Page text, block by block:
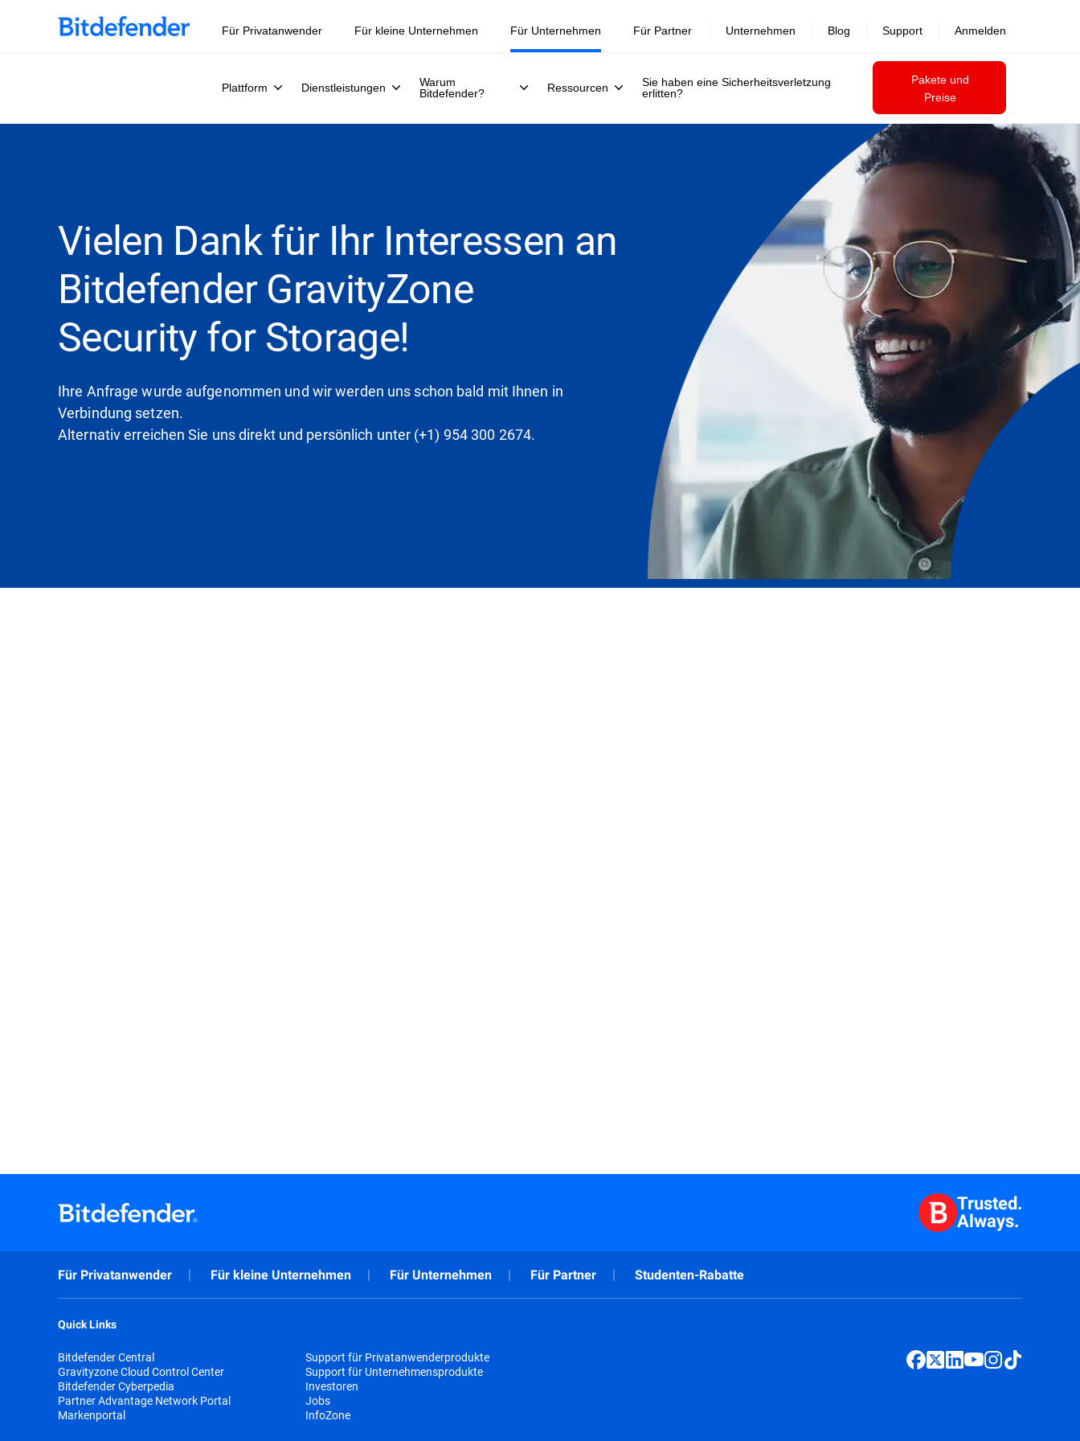
Für Privatanwender Für kleine Unternehmen Für Unternehmen
Plattform Dienstleistungen
Warum
Bitdefender?
Ressourcen
Sie haben eine Sicherheitsverletzung
erlitten?
Pakete und
Preise
Für Partner Unternehmen Blog Support Anmelden
Vielen Dank für Ihr Interessen an
Bitdefender GravityZone
Security for Storage!
Ihre Anfrage wurde aufgenommen und wir werden uns schon bald mit Ihnen in
Verbindung setzen.
Alternativ erreichen Sie uns direkt und persönlich unter (+1) 954 300 2674.
Trusted.
Always.
Für Privatanwender Für kleine Unternehmen Für Unternehmen Für Partner Studenten-Rabatte
Quick Links
Bitdefender Central
Gravityzone Cloud Control Center
Bitdefender Cyberpedia
Partner Advantage Network Portal
Markenportal
Support für Privatanwenderprodukte
Support für Unternehmensprodukte
Investoren
Jobs
InfoZone